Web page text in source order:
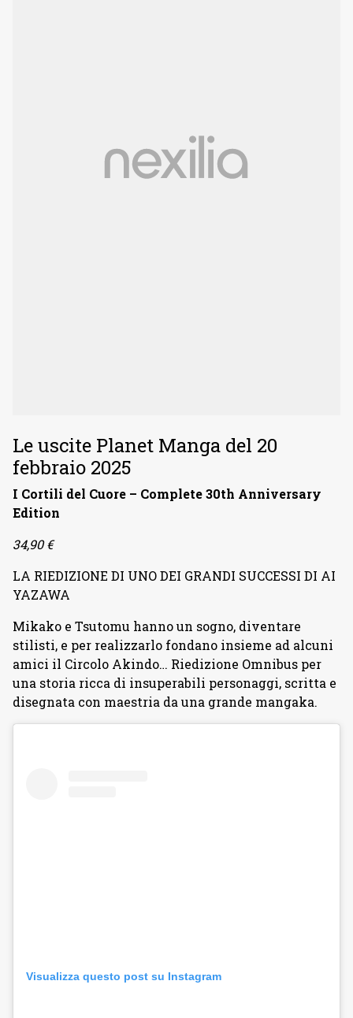
Le uscite Planet Manga del 20
febbraio 2025
I Cortili del Cuore – Complete 30th Anniversary
Edition
34,90 €
LA RIEDIZIONE DI UNO DEI GRANDI SUCCESSI DI AI
YAZAWA
Mikako e Tsutomu hanno un sogno, diventare
stilisti, e per realizzarlo fondano insieme ad alcuni
amici il Circolo Akindo… Riedizione Omnibus per
una storia ricca di insuperabili personaggi, scritta e
disegnata con maestria da una grande mangaka.
Visualizza questo post su Instagram